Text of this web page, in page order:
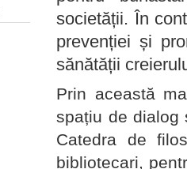
societății. În
prevenției și
sănătății
Prin această
spațiu de dialog
Catedra de
bibliotecari,